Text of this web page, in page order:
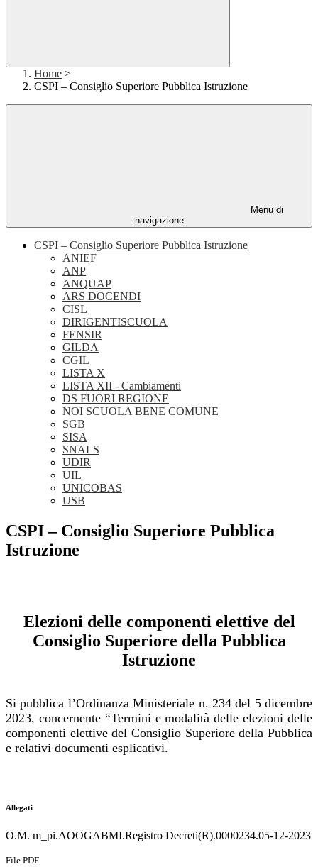
Home >
CSPI – Consiglio Superiore Pubblica Istruzione
Menu di
navigazione
CSPI – Consiglio Superiore Pubblica Istruzione
ANIEF
ANP
ANQUAP
ARS DOCENDI
CISL
DIRIGENTISCUOLA
FENSIR
GILDA
CGIL
LISTA X
LISTA XII - Cambiamenti
DS FUORI REGIONE
NOI SCUOLA BENE COMUNE
SGB
SISA
SNALS
UDIR
UIL
UNICOBAS
USB
CSPI – Consiglio Superiore Pubblica
Istruzione
Elezioni delle componenti elettive del
Consiglio Superiore della Pubblica
Istruzione
Si pubblica l’Ordinanza Ministeriale n. 234 del 5 dicembre
2023, concernente “Termini e modalità delle elezioni delle
componenti elettive del Consiglio Superiore della Pubblica
e relativi documenti esplicativi.
Allegati
O.M. m_pi.AOOGABMI.Registro Decreti(R).0000234.05-12-2023
File PDF